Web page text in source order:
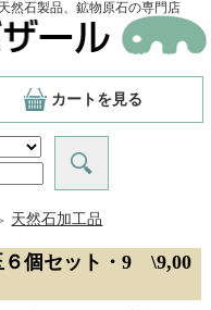
然石製品、鉱物原石の専門店
カートを見る
天然石加工品
６個セット・9 \9,00